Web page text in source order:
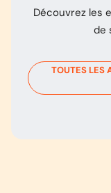
Découvrez les
de
TOUTES LES